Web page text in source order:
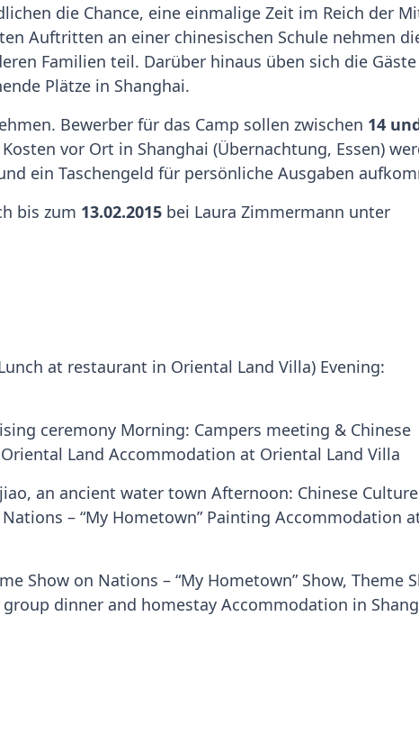
die Chance, eine einmalige Zeit im Reich der
Auftritten an einer chinesischen Schule nehmen
Familien teil. Darüber hinaus üben sich die
Plätze in Shanghai.
Bewerber für das Camp sollen zwischen 14
vor Ort in Shanghai (Übernachtung, Essen)
ein Taschengeld für persönliche Ausgaben
bis zum 13.02.2015 bei Laura Zimmermann unter
at restaurant in Oriental Land Villa) Evening:
ceremony Morning: Campers meeting & Chinese
Land Accommodation at Oriental Land Villa
an ancient water town Afternoon: Chinese
– “My Hometown” Painting Accommodation
Show on Nations – “My Hometown” Show, Theme
dinner and homestay Accommodation in